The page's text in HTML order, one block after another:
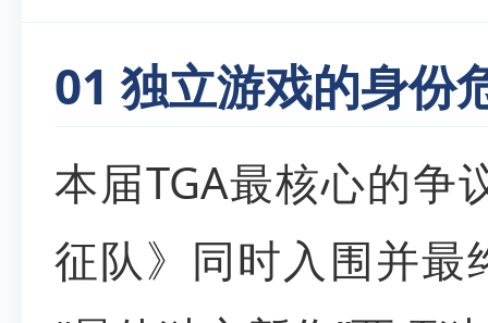
01 独立游戏的身份
本届TGA最核心的争
征队》同时入围并最